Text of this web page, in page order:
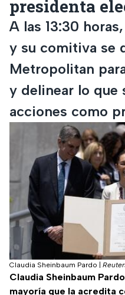
presidenta
A las 13:30
y su comitiva se
Metropolitan
y delinear lo que
acciones como
Claudia Sheinbaum Pardo
Claudia Sheinbaum Pardo
mayoría que la acredita